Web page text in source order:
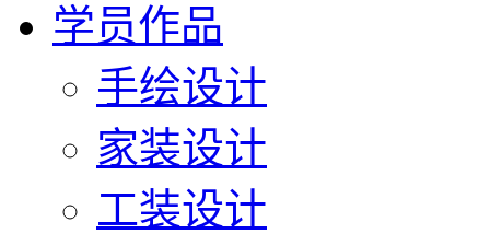
学员作品
手绘设计
家装设计
工装设计